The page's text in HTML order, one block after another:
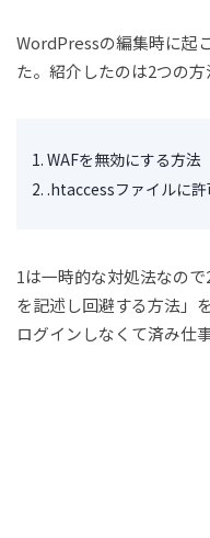
WordPressの編集時に起
た。紹介したのは2つの方
WAFを無効にする方法
.htaccessファイルに
1は一時的な対処法なの
を記述し回避する方法」
ログインしなくて済み仕